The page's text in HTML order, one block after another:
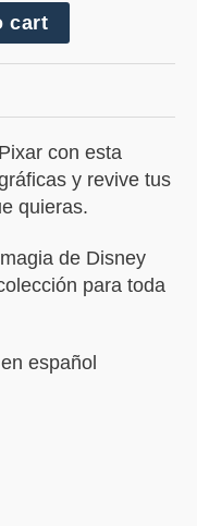
cart
con esta
y revive tus
quieras.
de Disney
para toda
español